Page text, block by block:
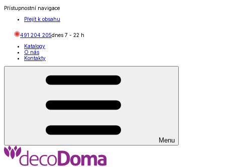
Přístupnostní navigace
Přejít k obsahu
491 204 205dnes 7 - 22 h
Katalogy
O nás
Kontakty
Menu